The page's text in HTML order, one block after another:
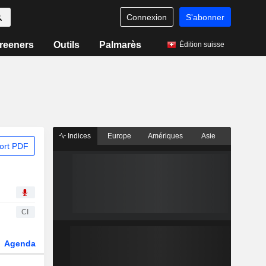
Connexion S'abonner
Outils Palmarès Édition suisse
PDF
CI
Agenda
Indices Europe Amériques Asie